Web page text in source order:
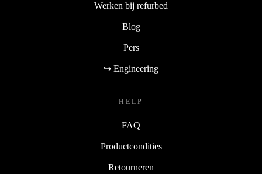
Werken bij refurbed
Blog
Pers
↪ Engineering
HELP
FAQ
Productcondities
Retourneren